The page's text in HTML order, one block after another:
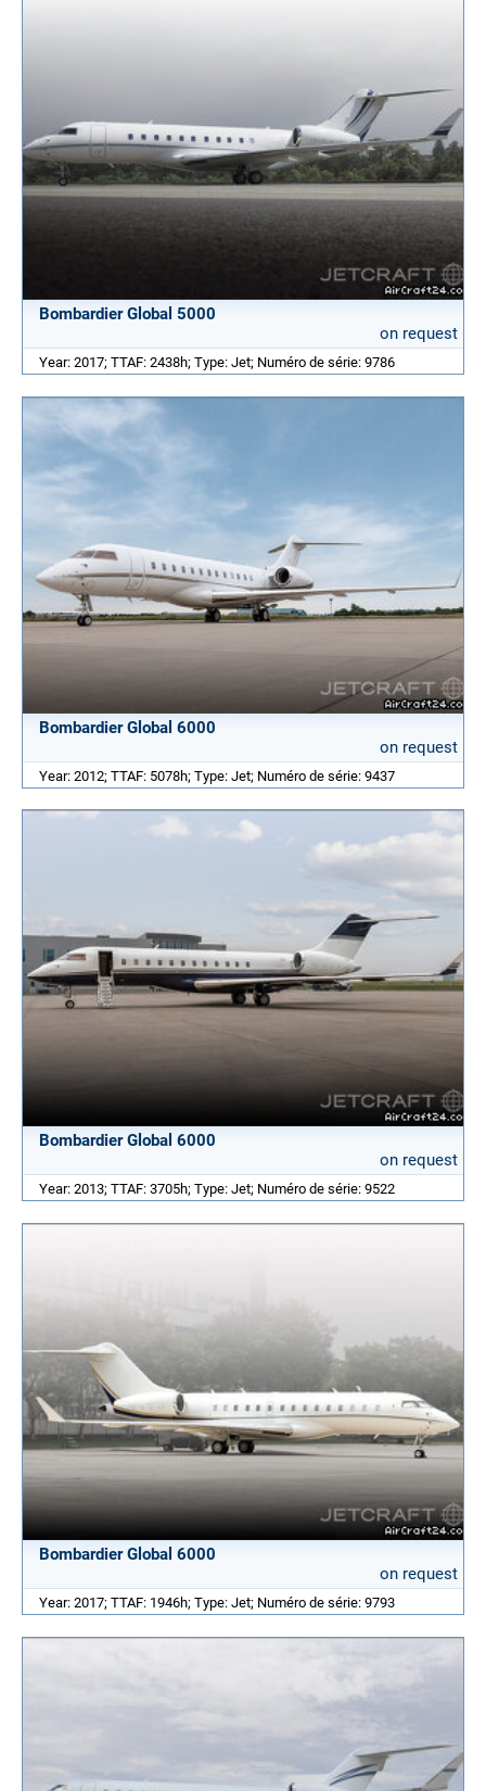
Bombardier Global 5000
on request
Year: 2017; TTAF: 2438h; Type: Jet; Numéro de série: 9786
Bombardier Global 6000
on request
Year: 2012; TTAF: 5078h; Type: Jet; Numéro de série: 9437
Bombardier Global 6000
on request
Year: 2013; TTAF: 3705h; Type: Jet; Numéro de série: 9522
Bombardier Global 6000
on request
Year: 2017; TTAF: 1946h; Type: Jet; Numéro de série: 9793